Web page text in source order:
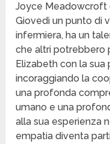
Joyce Meadowcroft
Giovedì un punto di
infermiera, ha un
che altri potrebbero
Elizabeth con la
incoraggiando la
una profonda
umano e una
alla sua esperienza
empatia diventa